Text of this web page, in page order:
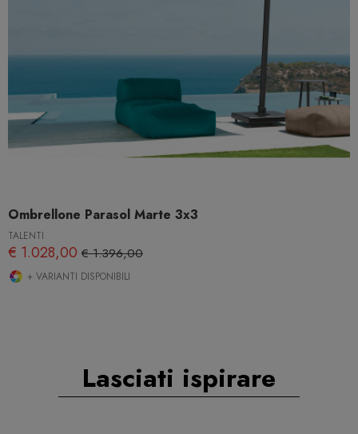
Ombrellone Parasol Marte 3x3
TALENTI
€ 1.028,00 € 1.396,00
+ VARIANTI DISPONIBILI
Lasciati ispirare